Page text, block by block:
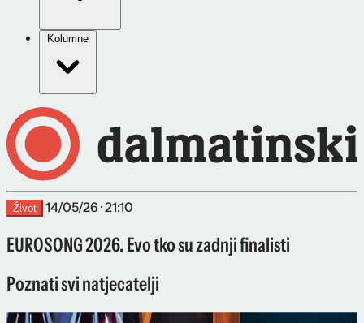
Kolumne
Život 14/05/26 · 21:10
EUROSONG 2026. Evo tko su zadnji finalisti
Poznati svi natjecatelji